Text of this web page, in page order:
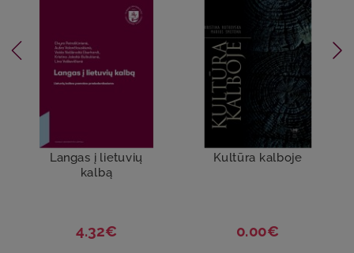
Langas į lietuvių
kalbą
4.32€
Kultūra kalboje
0.00€